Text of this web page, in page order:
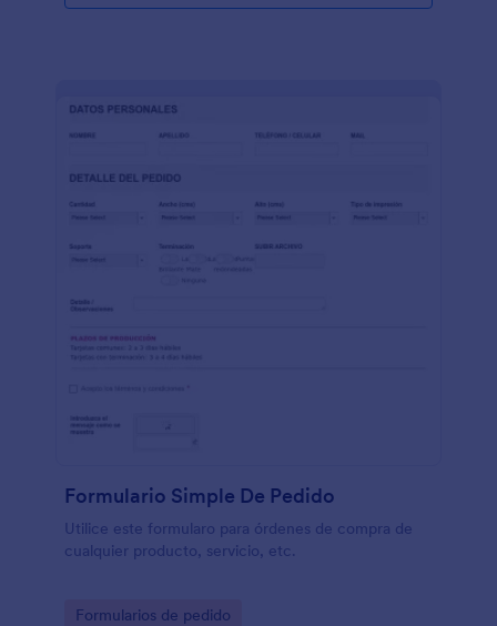
Formulario Simple De Pedido
Utilice este formularo para órdenes de compra de
cualquier producto, servicio, etc.
Go to Category:
Formularios de pedido